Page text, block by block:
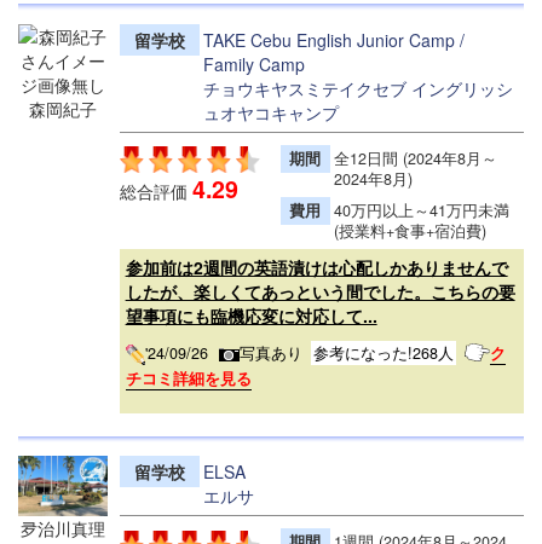
森岡紀子
留学校
TAKE Cebu English Junior Camp /
Family Camp
チョウキヤスミテイクセブ イングリッシ
ュオヤコキャンプ
総合評価 4.29
期間
全12日間 (2024年8月～
2024年8月)
費用
40万円以上～41万円未満
(授業料+食事+宿泊費)
参加前は2週間の英語漬けは心配しかありませんで
したが、楽しくてあっという間でした。こちらの要
望事項にも臨機応変に対応して...
'24/09/26 写真あり 参考になった!268人
ク
チコミ詳細を見る
夛治川真理
留学校
ELSA
エルサ